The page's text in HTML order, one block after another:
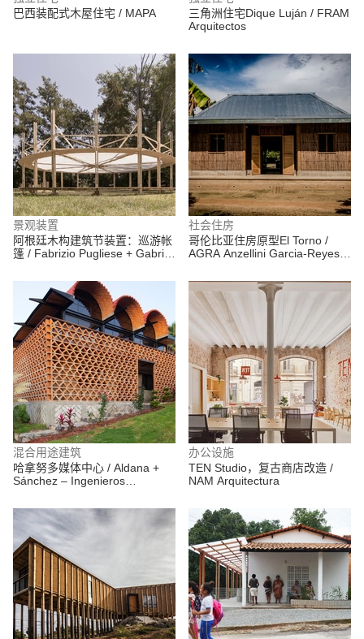
巴西装配式木屋住宅 / MAPA
三角洲住宅Dique Luján / FRAM
Arquitectos
景观装置
阿根廷木构建筑节装置：巡游帐
篷 / Fabrizio Pugliese + Gabriel
社会住房
哥伦比亚住房原型El Torno /
AGRA Anzellini Garcia-Reyes
混合用途建筑
哈拿努多媒体中心 / Aldana +
Sánchez – Ingenieros
办公设施
TEN Studio，复古商店改造 /
NAM Arquitectura